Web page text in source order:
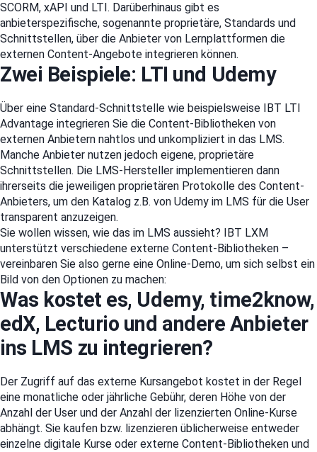
SCORM, xAPI und LTI. Darüberhinaus gibt es
anbieterspezifische, sogenannte proprietäre, Standards und
Schnittstellen, über die Anbieter von Lernplattformen die
externen Content-Angebote integrieren können.
Zwei Beispiele: LTI und Udemy
Über eine Standard-Schnittstelle wie beispielsweise IBT LTI
Advantage integrieren Sie die Content-Bibliotheken von
externen Anbietern nahtlos und unkompliziert in das LMS.
Manche Anbieter nutzen jedoch eigene, proprietäre
Schnittstellen. Die LMS-Hersteller implementieren dann
ihrerseits die jeweiligen proprietären Protokolle des Content-
Anbieters, um den Katalog z.B. von Udemy im LMS für die User
transparent anzuzeigen.
Sie wollen wissen, wie das im LMS aussieht? IBT LXM
unterstützt verschiedene externe Content-Bibliotheken –
vereinbaren Sie also gerne eine Online-Demo, um sich selbst ein
Bild von den Optionen zu machen:
Was kostet es, Udemy, time2know,
edX, Lecturio und andere Anbieter
ins LMS zu integrieren?
Der Zugriff auf das externe Kursangebot kostet in der Regel
eine monatliche oder jährliche Gebühr, deren Höhe von der
Anzahl der User und der Anzahl der lizenzierten Online-Kurse
abhängt. Sie kaufen bzw. lizenzieren üblicherweise entweder
einzelne digitale Kurse oder externe Content-Bibliotheken und